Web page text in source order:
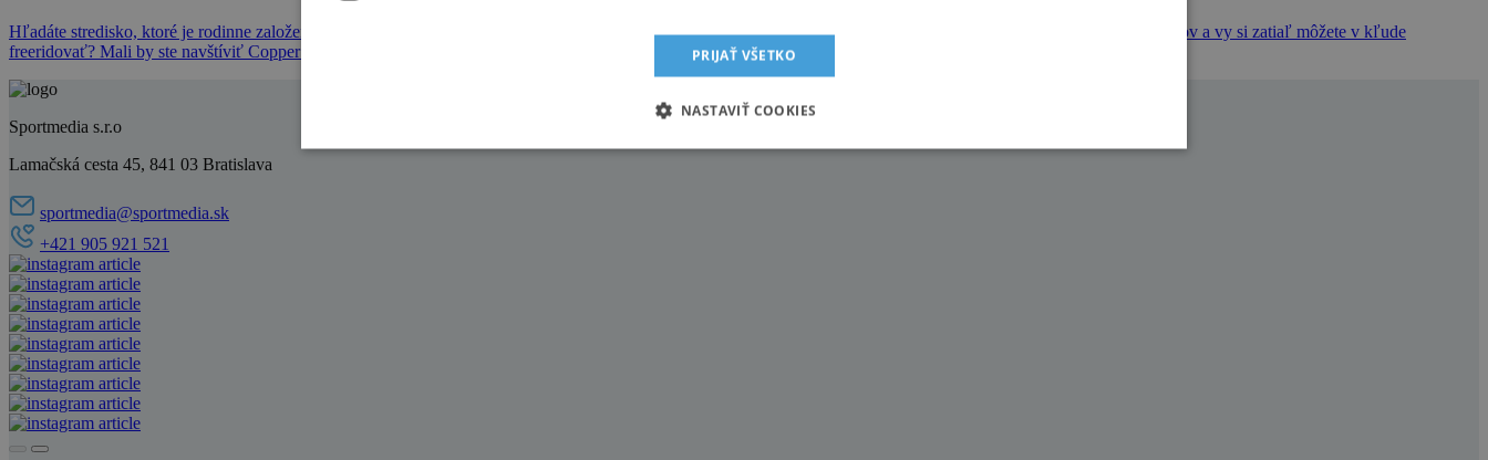
Hľadáte stredisko, ktoré je rodinne založené, nie je ďaleko od Denveru a nie je tu veľa ľudí. Okrem toho sa o vaše deti postará asi 500 (prevažne európskych) inštruktorov a vy si zatiaľ môžete v kľude
freeridovať? Mali by ste navštíviť Copper Mountain v americkom Colorade.
Sportmedia s.r.o
Lamačská cesta 45, 841 03 Bratislava
sportmedia@sportmedia.sk
+421 905 921 521
PRIJAŤ VŠETKO
NASTAVIŤ COOKIES